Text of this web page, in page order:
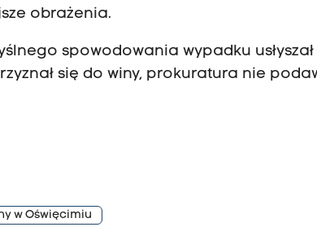
obrażenia.
spowodowania wypadku
się do winy, prokuratura nie
w Oświęcimiu